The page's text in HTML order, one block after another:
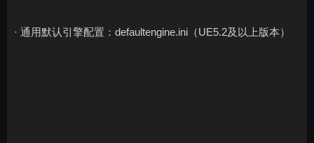
· 通用默认引擎配置：defaultengine.ini（UE5.2及以上版本）